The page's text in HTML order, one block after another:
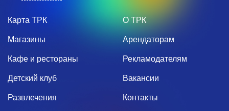
Карта ТРК
Магазины
Кафе и рестораны
Детский клуб
Развлечения
О ТРК
Арендаторам
Рекламодателям
Вакансии
Контакты